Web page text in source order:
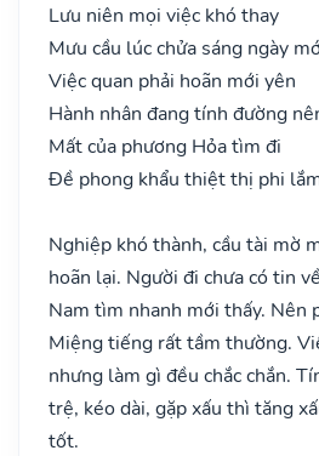
Lưu niên mọi việc khó thay
Mưu cầu lúc chửa sáng ngày
Việc quan phải hoãn mới yên
Hành nhân đang tính đường
Mất của phương Hỏa tìm đi
Đề phong khẩu thiệt thị phi
Nghiệp khó thành, cầu tài mờ
hoãn lại. Người đi chưa có tin
Nam tìm nhanh mới thấy. Nên
Miệng tiếng rất tầm thường.
nhưng làm gì đều chắc chắn.
trệ, kéo dài, gặp xấu thì tăng
tốt.